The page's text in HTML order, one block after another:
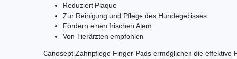
Reduziert Plaque
Zur Reinigung und Pflege des Hundegebisses
Fördern einen frischen Atem
Von Tierärzten empfohlen
Canosept Zahnpflege Finger-Pads ermöglichen die effektive